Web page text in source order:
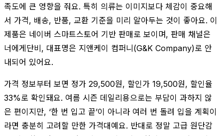
족도에 큰 영향을 줘요. 특히 의류는 이미지보다 체감이 중요해
서 가격, 배송, 반품, 교환 기준을 미리 알아두는 것이 좋아요. 이
제품은 네이버 스마트스토어 기반 판매로 보이며, 판매 채널은
너에게단비, 대표명은 지앤케이 컴퍼니(G&K Company)로 안
내되어 있어요.
가격 정보부터 보면 정가 29,500원, 할인가 19,500원, 할인율
33%로 확인돼요. 여름 시즌 데일리용으로는 부담이 과하지 않
은 편이지만, ‘한 번 입고 끝’이 아니라 여러 번 돌려 입을 계획이
라면 충분히 고려할 만한 가격대예요. 반대로 정말 고급 원단감